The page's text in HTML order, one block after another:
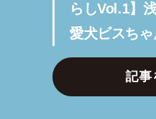
らしVol.1】
愛犬ビスちゃ
記事